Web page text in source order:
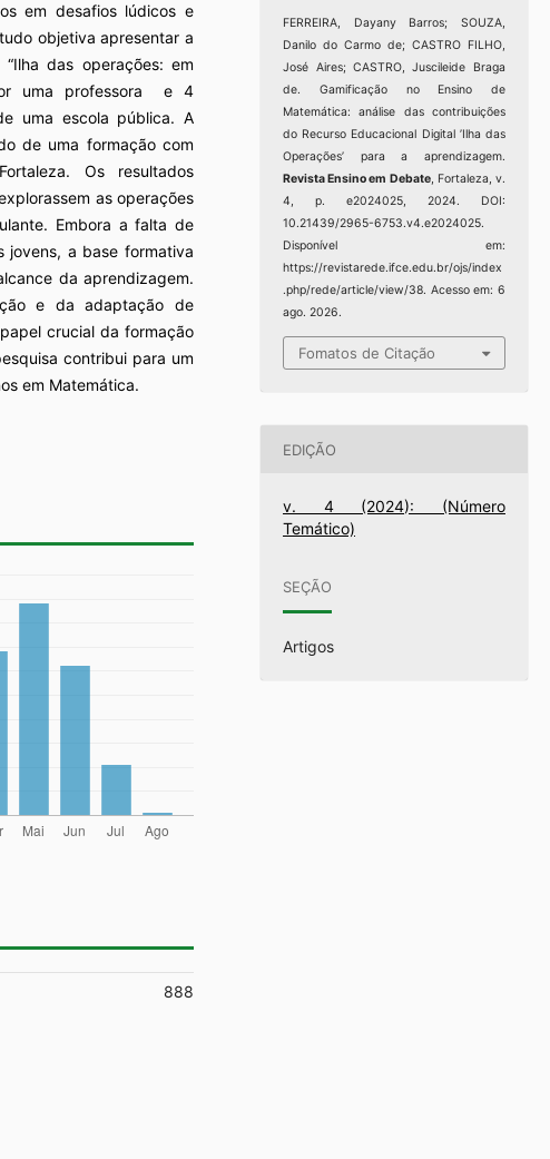
em desafios lúdicos e
objetiva apresentar a
das operações: em
uma professora e 4
uma escola pública. A
de uma formação com
Os resultados
as operações
Embora a falta de
jovens, a base formativa
da aprendizagem.
e da adaptação de
crucial da formação
contribui para um
em Matemática.
888
FERREIRA, Dayany Barros; SOUZA,
Danilo do Carmo de; CASTRO FILHO,
José Aires; CASTRO, Juscileide Braga
de. Gamificação no Ensino de
Matemática: análise das contribuições
do Recurso Educacional Digital ’Ilha das
Operações’ para a aprendizagem.
Revista Ensino em Debate, Fortaleza, v.
4, p. e2024025, 2024. DOI:
10.21439/2965-6753.v4.e2024025.
Disponível em:
https://revistarede.ifce.edu.br/ojs/index
.php/rede/article/view/38. Acesso em: 6
ago. 2026.
Fomatos de Citação
EDIÇÃO
v. 4 (2024): (Número
Temático)
SEÇÃO
Artigos